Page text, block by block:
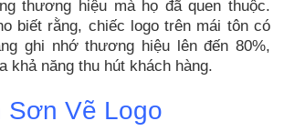
thương hiệu mà họ đã quen thuộc.
biết rằng, chiếc logo trên mái tôn có
ghi nhớ thương hiệu lên đến 80%,
khả năng thu hút khách hàng.
Sơn Vẽ Logo